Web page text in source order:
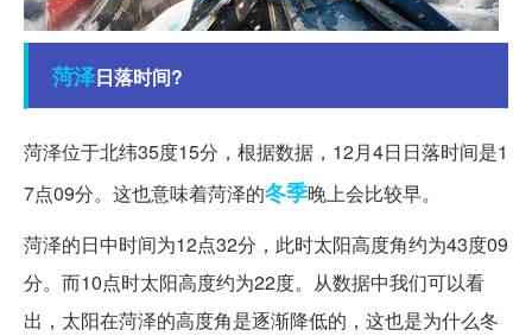
菏泽日落时间?
菏泽位于北纬35度15分，根据数据，12月4日日落时间是1
7点09分。这也意味着菏泽的冬季晚上会比较早。
菏泽的日中时间为12点32分，此时太阳高度角约为43度09
分。而10点时太阳高度约为22度。从数据中我们可以看
出，太阳在菏泽的高度角是逐渐降低的，这也是为什么冬